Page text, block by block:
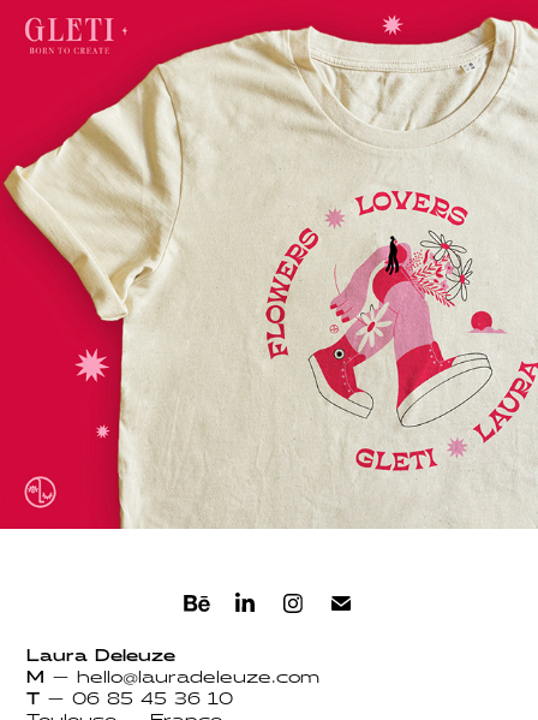
GLETI
2021
Laura Deleuze
M —hello@lauradeleuze.com
T —06 85 45 36 10